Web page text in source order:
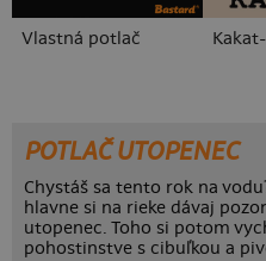
Vlastná potlač
POTLAČ UTOPENEC
Chystáš sa tento rok na
hlavne si na rieke dávaj
utopenec. Toho si potom
pohostinstve s cibuľkou a